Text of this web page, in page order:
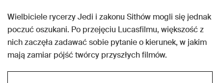
Wielbiciele rycerzy Jedi i zakonu Sithów mogli się jednak
poczuć oszukani. Po przejęciu Lucasfilmu, większość z
nich zaczęła zadawać sobie pytanie o kierunek, w jakim
mają zamiar pójść twórcy przyszłych filmów.